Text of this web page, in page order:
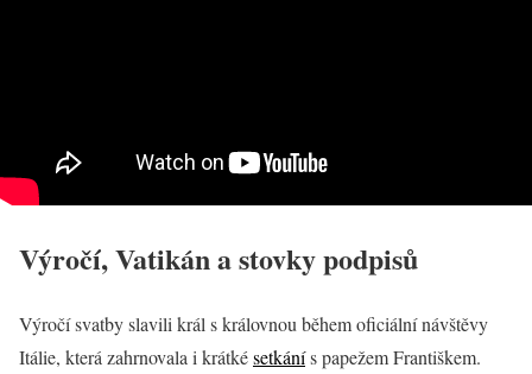
Výročí, Vatikán a stovky podpisů
Výročí svatby slavili král s královnou během oficiální návštěvy
Itálie, která zahrnovala i krátkésetkánís papežem Františkem.